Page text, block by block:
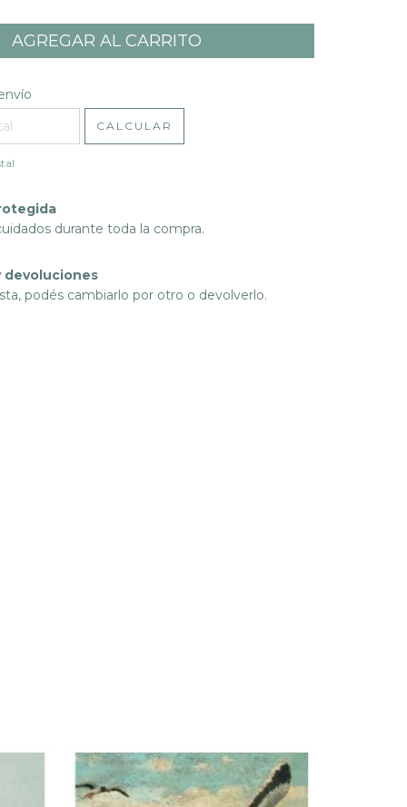
CP:
CALCULAR
durante toda la compra.
devoluciones
podés cambiarlo por otro o devolverlo.